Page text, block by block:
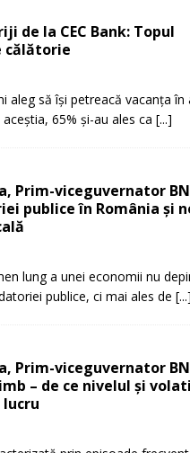
de la CEC Bank: Topul
călătorie
aleg să își petreacă vacanța în
65% și-au ales ca [...]
Prim-viceguvernator
publice în România și
lung a unei economii nu
publice, ci mai ales de [...]
Prim-viceguvernator
– de ce nivelul și
lucru